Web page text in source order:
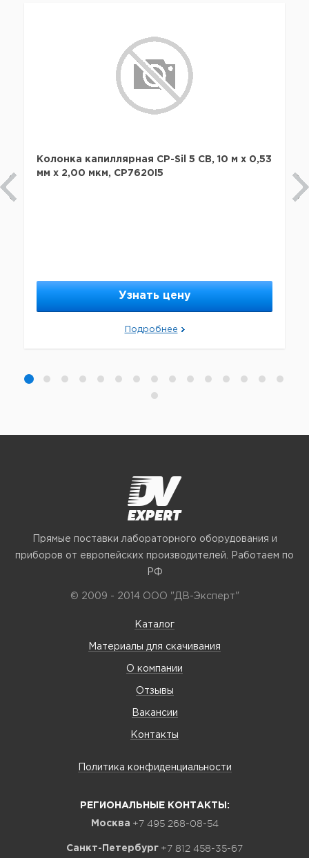
Колонка капиллярная CP-Sil 5 CB, 10 м x 0,53
мм х 2,00 мкм, CP7620I5
Узнать цену
Подробнее
Прямые поставки лабораторного оборудования и
приборов от европейских производителей. Работаем по
РФ
© 2009 - 2014 ООО "ДВ-Эксперт"
Каталог
Материалы для скачивания
О компании
Отзывы
Вакансии
Контакты
Политика конфиденциальности
РЕГИОНАЛЬНЫЕ КОНТАКТЫ:
Москва +7 495 268-08-54
Санкт-Петербург +7 812 458-35-67